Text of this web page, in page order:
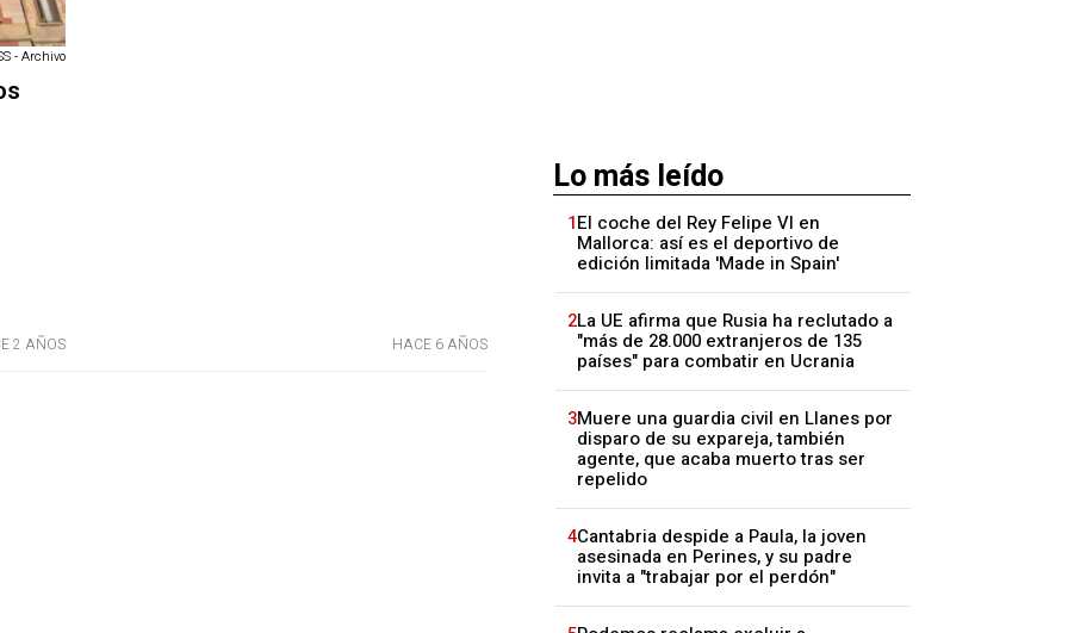
- Archivo
2 AÑOS HACE 6 AÑOS
Lo más leído
1El coche del Rey Felipe VI en
Mallorca: así es el deportivo de
edición limitada 'Made in Spain'
2La UE afirma que Rusia ha reclutado a
"más de 28.000 extranjeros de 135
países" para combatir en Ucrania
3Muere una guardia civil en Llanes por
disparo de su expareja, también
agente, que acaba muerto tras ser
repelido
4Cantabria despide a Paula, la joven
asesinada en Perines, y su padre
invita a "trabajar por el perdón"